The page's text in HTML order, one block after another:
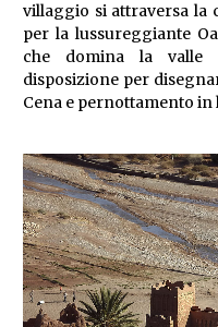
villaggio si attraversa la
per la lussureggiante
che domina la valle
disposizione per
Cena e pernottamento in